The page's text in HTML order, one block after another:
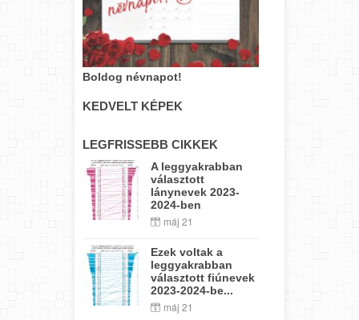
Boldog névnapot!
KEDVELT KÉPEK
LEGFRISSEBB CIKKEK
A leggyakrabban
választott
lánynevek 2023-
2024-ben
máj 21
Ezek voltak a
leggyakrabban
választott fiúnevek
2023-2024-be...
máj 21